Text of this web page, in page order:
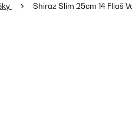
Shiraz Slim 25cm 14 Fliaš